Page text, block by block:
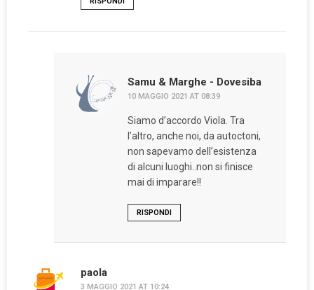
Samu & Marghe - Dovesiba
10 MAGGIO 2021 AT 08:39
Siamo d’accordo Viola. Tra
l’altro, anche noi, da autoctoni,
non sapevamo dell’esistenza
di alcuni luoghi..non si finisce
mai di imparare!!
RISPONDI
paola
3 MAGGIO 2021 AT 10:24